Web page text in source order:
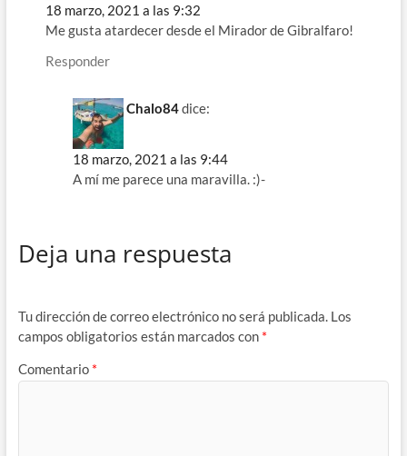
18 marzo, 2021 a las 9:32
Me gusta atardecer desde el Mirador de Gibralfaro!
Responder
Chalo84dice:
18 marzo, 2021 a las 9:44
A mí me parece una maravilla. :)-
Deja una respuesta
Tu dirección de correo electrónico no será publicada. Los
campos obligatorios están marcados con *
Comentario *